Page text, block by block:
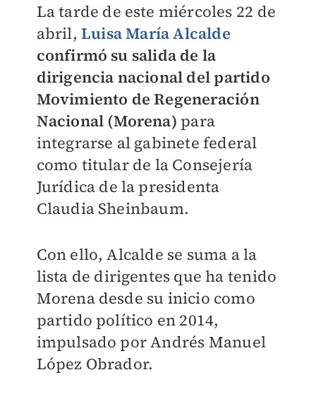
La tarde de este miércoles 22 de
abril, Luisa María Alcalde
confirmó su salida de la
dirigencia nacional delpartido
Movimiento de Regeneración
Nacional (Morena) para
integrarse al gabinete federal
como titular de la Consejería
Jurídica de la presidenta
Claudia Sheinbaum.
Con ello, Alcalde se suma a la
lista de dirigentes que ha tenido
Morena desde su inicio como
partido político en 2014,
impulsado por Andrés Manuel
López Obrador.